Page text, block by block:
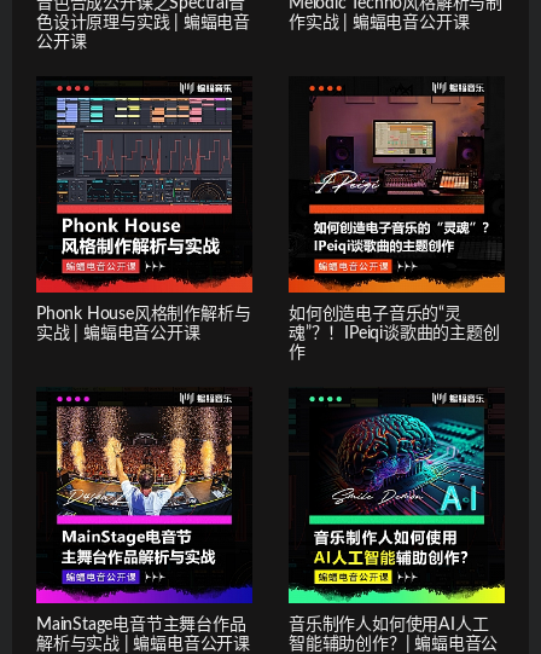
音色合成公开课之Spectral音
色设计原理与实践 | 蝙蝠电音
公开课
Melodic Techno风格解析与制
作实战 | 蝙蝠电音公开课
Phonk House风格制作解析与
实战 | 蝙蝠电音公开课
如何创造电子音乐的“灵
魂”？！IPeiqi谈歌曲的主题创
作
MainStage电音节主舞台作品
解析与实战 | 蝙蝠电音公开课
音乐制作人如何使用AI人工
智能辅助创作？| 蝙蝠电音公